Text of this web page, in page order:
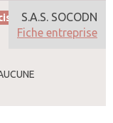
cuits à
S.A.S. SOCODN
Fiche entreprise